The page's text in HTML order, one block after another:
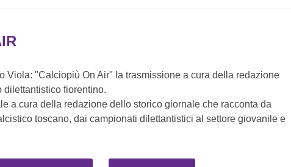
Viola: "Calciopiù On Air" la trasmissione a cura della redazione
fiorentino.
a cura della redazione dello storico giornale che racconta da
toscano, dai campionati dilettantistici al settore giovanile e